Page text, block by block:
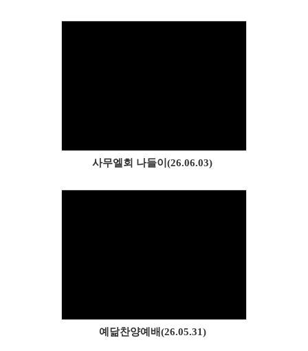
사무엘회 나들이(26.06.03)
예닮찬양예배(26.05.31)